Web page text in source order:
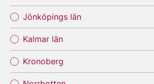
Jönköpings län
Kalmar län
Kronoberg